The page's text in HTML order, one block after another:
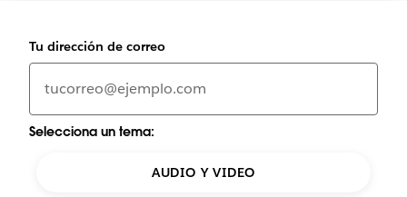
Tu dirección de correo
Selecciona un tema:
AUDIO Y VIDEO